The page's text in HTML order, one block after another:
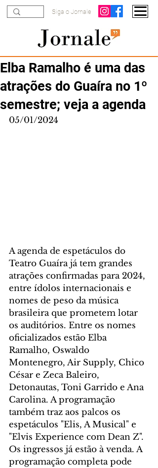
Siga o Jornale
Elba Ramalho é uma das
atrações do Guaíra no 1º
semestre; veja a agenda
05/01/2024
A agenda de espetáculos do
Teatro Guaíra já tem grandes
atrações confirmadas para 2024,
entre ídolos internacionais e
nomes de peso da música
brasileira que prometem lotar
os auditórios. Entre os nomes
oficializados estão Elba
Ramalho, Oswaldo
Montenegro, Air Supply, Chico
César e Zeca Baleiro,
Detonautas, Toni Garrido e Ana
Carolina. A programação
também traz aos palcos os
espetáculos "Elis, A Musical" e
"Elvis Experience com Dean Z".
Os ingressos já estão à venda. A
programação completa pode